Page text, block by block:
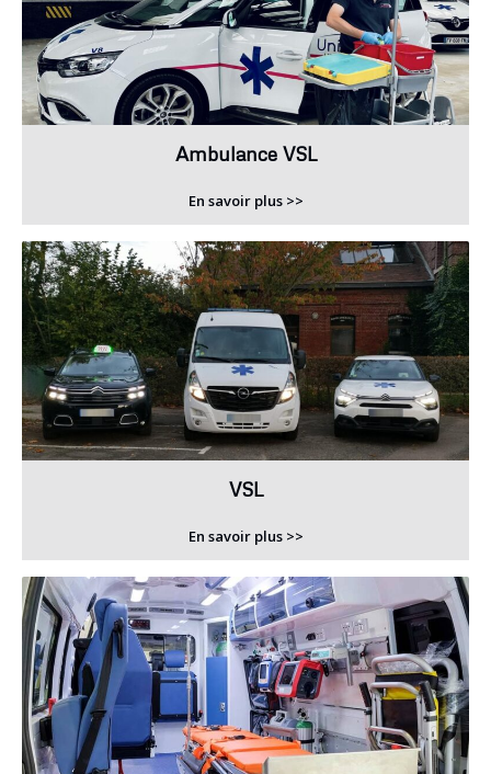
Ambulance VSL
En savoir plus >>
VSL
En savoir plus >>